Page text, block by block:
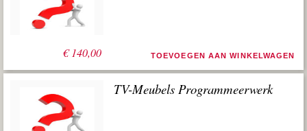
€140,00 TOEVOEGEN AAN WINKELWAGEN
TV-Meubels Programmeerwerk